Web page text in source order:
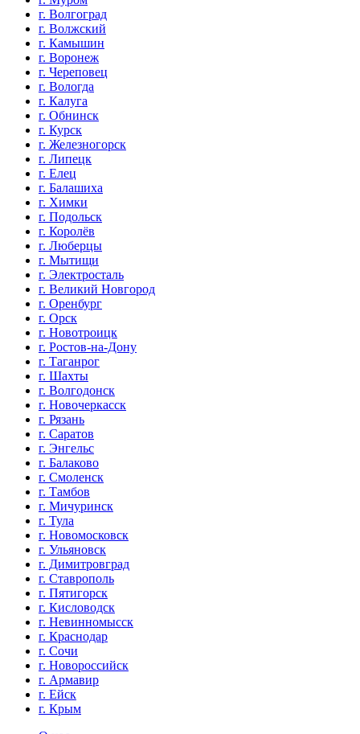
г. Волгоград
г. Волжский
г. Камышин
г. Воронеж
г. Череповец
г. Вологда
г. Калуга
г. Обнинск
г. Курск
г. Железногорск
г. Липецк
г. Елец
г. Балашиха
г. Химки
г. Подольск
г. Королёв
г. Люберцы
г. Мытищи
г. Электросталь
г. Великий Новгород
г. Оренбург
г. Орск
г. Новотроицк
г. Ростов-на-Дону
г. Таганрог
г. Шахты
г. Волгодонск
г. Новочеркасск
г. Рязань
г. Саратов
г. Энгельс
г. Балаково
г. Смоленск
г. Тамбов
г. Мичуринск
г. Тула
г. Новомосковск
г. Ульяновск
г. Димитровград
г. Ставрополь
г. Пятигорск
г. Кисловодск
г. Невинномысск
г. Краснодар
г. Сочи
г. Новороссийск
г. Армавир
г. Ейск
г. Крым